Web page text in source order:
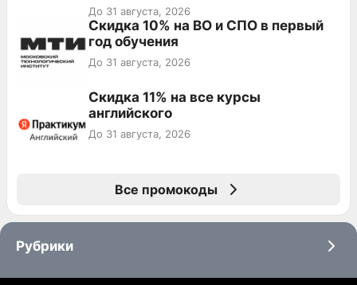
До 31 августа, 2026
Скидка 10% на ВО и СПО в первый
год обучения
До 31 августа, 2026
Скидка 11% на все курсы
английского
До 31 августа, 2026
Все промокоды
Рубрики